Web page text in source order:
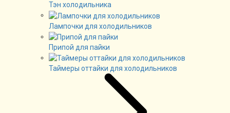
Тэн холодильника
Лампочки для холодильников
Припой для пайки
Таймеры оттайки для холодильников